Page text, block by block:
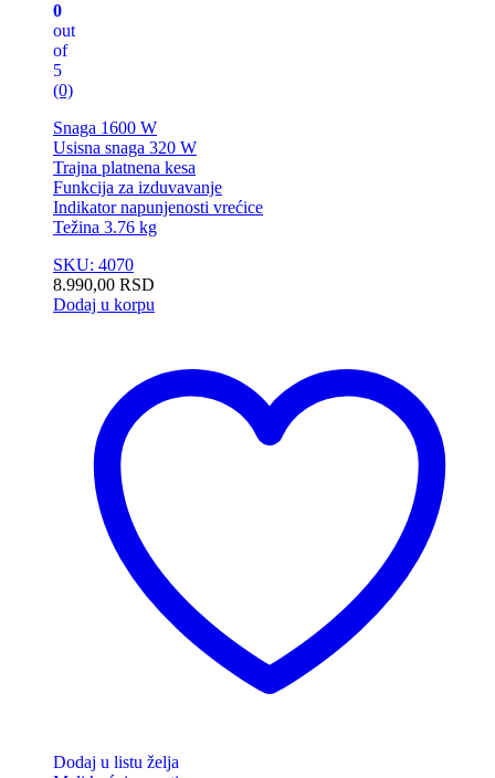
0
out
of
5
(0)
Snaga 1600 W
Usisna snaga 320 W
Trajna platnena kesa
Funkcija za izduvavanje
Indikator napunjenosti vrećice
Težina 3.76 kg
SKU: 4070
8.990,00 RSD
Dodaj u korpu
Dodaj u listu želja